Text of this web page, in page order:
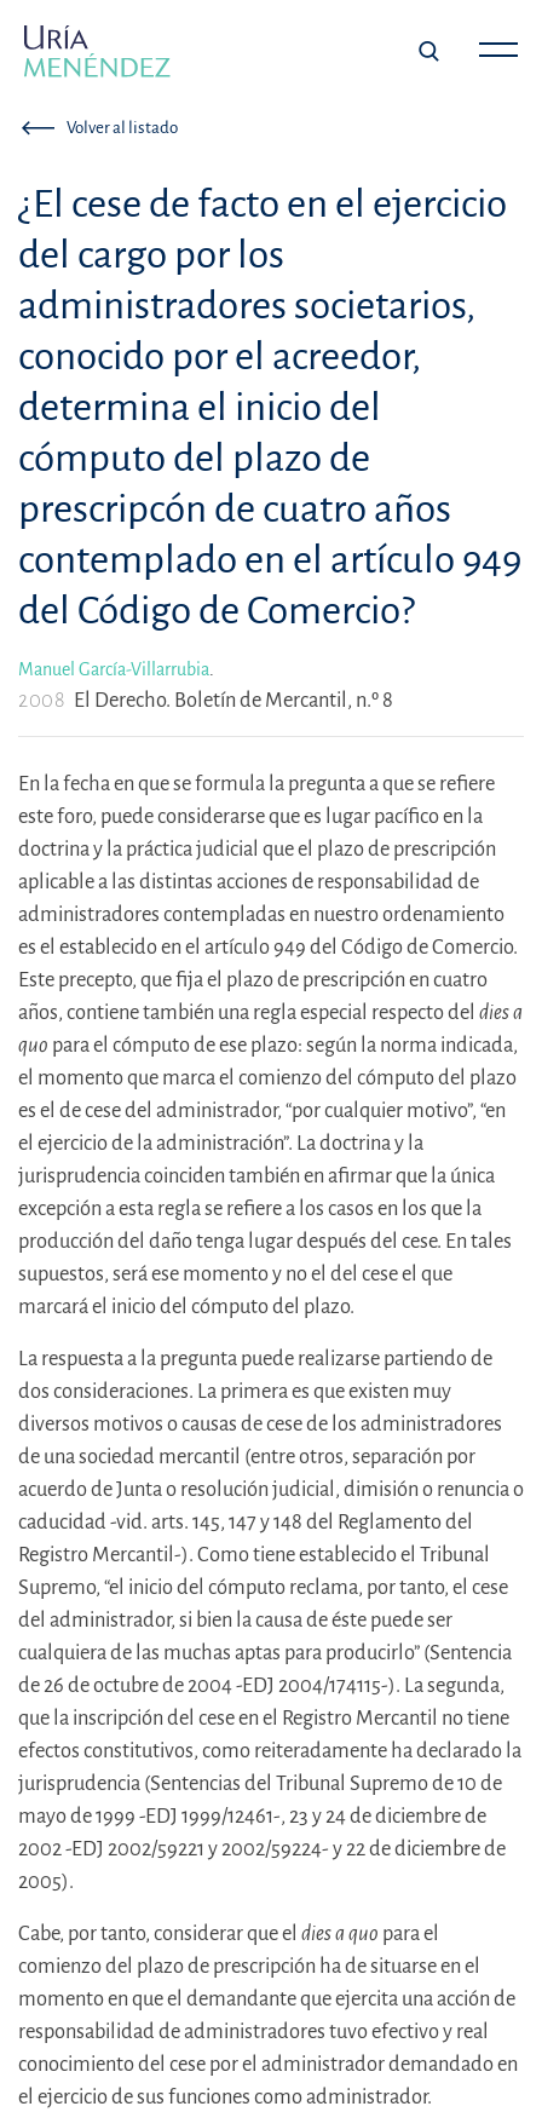
Volver al listado
¿El cese de facto en el ejercicio
del cargo por los
administradores societarios,
conocido por el acreedor,
determina el inicio del
cómputo del plazo de
prescripcón de cuatro años
contemplado en el artículo 949
del Código de Comercio?
Manuel García-Villarrubia.
2008 El Derecho. Boletín de Mercantil, n.º 8
En la fecha en que se formula la pregunta a que se refiere
este foro, puede considerarse que es lugar pacífico en la
doctrina y la práctica judicial que el plazo de prescripción
aplicable a las distintas acciones de responsabilidad de
administradores contempladas en nuestro ordenamiento
es el establecido en el artículo 949 del Código de Comercio.
Este precepto, que fija el plazo de prescripción en cuatro
años, contiene también una regla especial respecto del dies a
quo para el cómputo de ese plazo: según la norma indicada,
el momento que marca el comienzo del cómputo del plazo
es el de cese del administrador, “por cualquier motivo”, “en
el ejercicio de la administración”. La doctrina y la
jurisprudencia coinciden también en afirmar que la única
excepción a esta regla se refiere a los casos en los que la
producción del daño tenga lugar después del cese. En tales
supuestos, será ese momento y no el del cese el que
marcará el inicio del cómputo del plazo.
La respuesta a la pregunta puede realizarse partiendo de
dos consideraciones. La primera es que existen muy
diversos motivos o causas de cese de los administradores
de una sociedad mercantil (entre otros, separación por
acuerdo de Junta o resolución judicial, dimisión o renuncia o
caducidad -vid. arts. 145, 147 y 148 del Reglamento del
Registro Mercantil-). Como tiene establecido el Tribunal
Supremo, “el inicio del cómputo reclama, por tanto, el cese
del administrador, si bien la causa de éste puede ser
cualquiera de las muchas aptas para producirlo” (Sentencia
de 26 de octubre de 2004 -EDJ 2004/174115-). La segunda,
que la inscripción del cese en el Registro Mercantil no tiene
efectos constitutivos, como reiteradamente ha declarado la
jurisprudencia (Sentencias del Tribunal Supremo de 10 de
mayo de 1999 -EDJ 1999/12461-, 23 y 24 de diciembre de
2002 -EDJ 2002/59221 y 2002/59224- y 22 de diciembre de
2005).
Cabe, por tanto, considerar que el dies a quo para el
comienzo del plazo de prescripción ha de situarse en el
momento en que el demandante que ejercita una acción de
responsabilidad de administradores tuvo efectivo y real
conocimiento del cese por el administrador demandado en
el ejercicio de sus funciones como administrador.